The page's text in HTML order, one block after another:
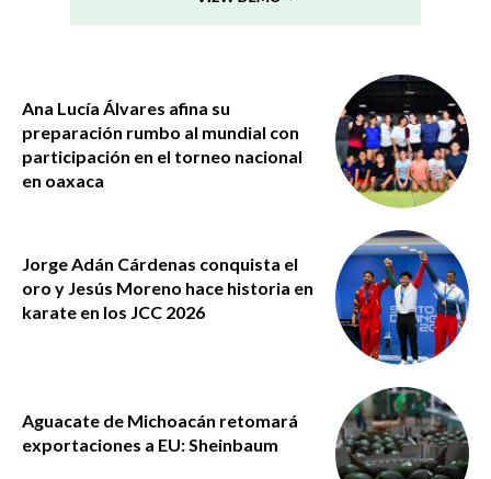
Ana Lucía Álvares afina su
preparación rumbo al mundial con
participación en el torneo nacional
en oaxaca
Jorge Adán Cárdenas conquista el
oro y Jesús Moreno hace historia en
karate en los JCC 2026
Aguacate de Michoacán retomará
exportaciones a EU: Sheinbaum